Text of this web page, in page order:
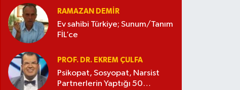
RAMAZAN DEMİR
Ev sahibi Türkiye; Sunum/Tanım
FİL’ce
PROF. DR. EKREM ÇULFA
Psikopat, Sosyopat, Narsist
Partnerlerin Yaptığı 50